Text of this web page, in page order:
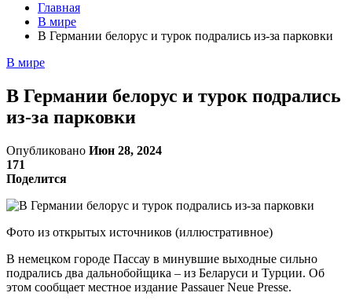
Главная
В мире
В Германии белорус и турок подрались из-за парковки
В мире
В Германии белорус и турок подрались
из-за парковки
Опубликовано Июн 28, 2024
171
Поделится
Фото из открытых источников (иллюстративное)
В немецком городе Пассау в минувшие выходные сильно
подрались два дальнобойщика – из Беларуси и Турции. Об
этом сообщает местное издание Passauer Neue Presse.